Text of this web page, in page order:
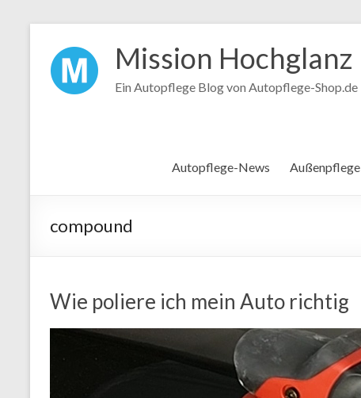
Mission Hochglanz
Ein Autopflege Blog von Autopflege-Shop.de
Autopflege-News Außenpflege
compound
Wie poliere ich mein Auto richtig